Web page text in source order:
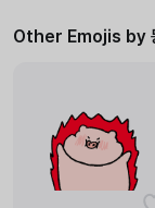
Other Emojis by